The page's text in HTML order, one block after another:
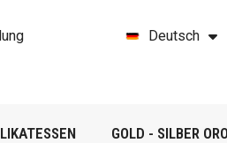
Deutsch
GOLD - SILBER